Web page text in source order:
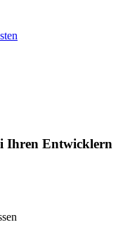
Ihren Entwicklern